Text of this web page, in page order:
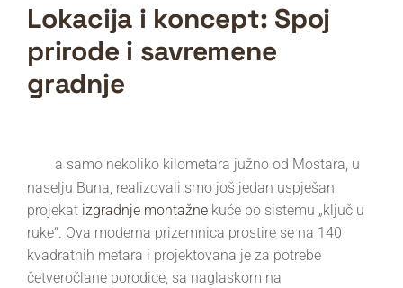
Lokacija i koncept: Spoj
prirode i savremene
gradnje
a samo nekoliko kilometara južno od Mostara, u
naselju Buna, realizovali smo još jedan uspješan
projekat izgradnje montažne kuće po sistemu „ključ u
ruke“. Ova moderna prizemnica prostire se na 140
kvadratnih metara i projektovana je za potrebe
četveročlane porodice, sa naglaskom na